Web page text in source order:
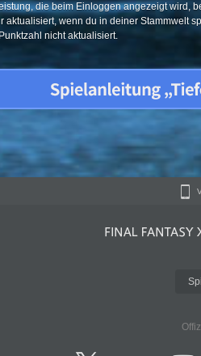
die beim Einloggen angezeigt wird,
wenn du in deiner Stammwelt
nicht aktualisiert.